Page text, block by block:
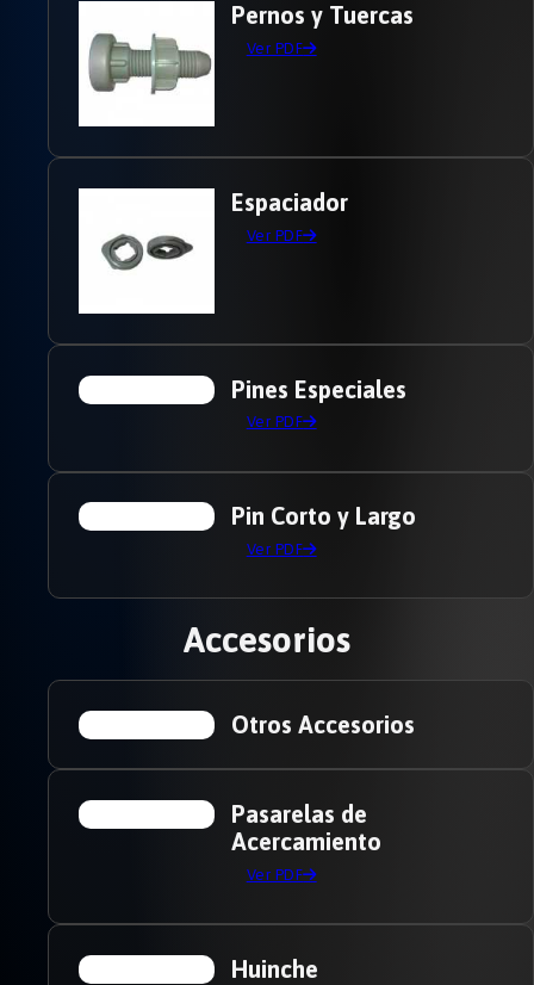
Pernos y Tuercas
Ver PDF
Espaciador
Ver PDF
Pines Especiales
Ver PDF
Pin Corto y Largo
Ver PDF
Accesorios
Otros Accesorios
Pasarelas de
Acercamiento
Ver PDF
Huinche